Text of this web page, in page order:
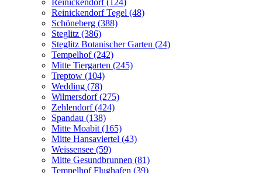
Reinickendorf Tegel (48)
Schöneberg (388)
Steglitz (386)
Steglitz Botanischer Garten (24)
Tempelhof (242)
Mitte Tiergarten (245)
Treptow (104)
Wedding (78)
Wilmersdorf (275)
Zehlendorf (424)
Spandau (138)
Mitte Moabit (165)
Mitte Hansaviertel (43)
Weissensee (59)
Mitte Gesundbrunnen (81)
Tempelhof Flughafen (39)